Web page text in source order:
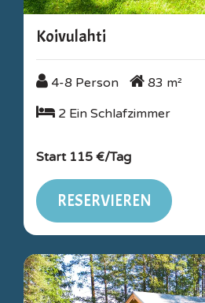
Koivulahti
4-8 Person
4-8 Person 83 m²
83 m²
2 Ein Schlafzimmer
2 Ein Schlafzimmer
Start 115 €/Tag
RESERVIEREN